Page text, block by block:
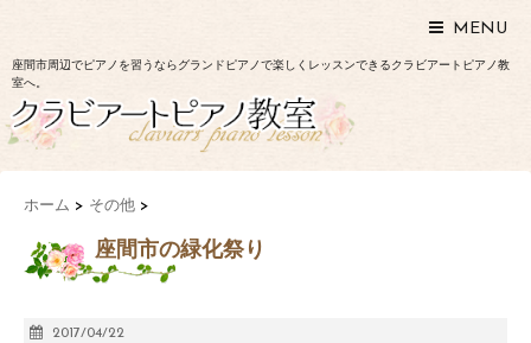
MENU
座間市周辺でピアノを習うならグランドピアノで楽しくレッスンできるクラビアートピアノ教
室へ。
ホーム > その他 >
座間市の緑化祭り
2017/04/22